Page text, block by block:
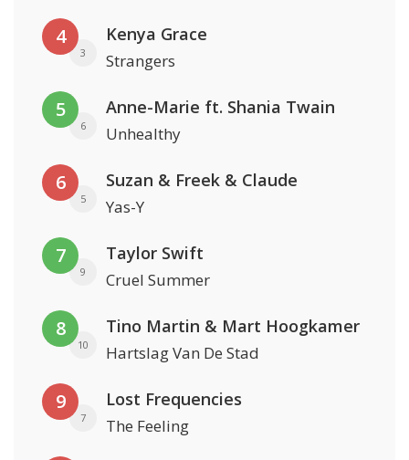
4
3
Kenya Grace
Strangers
5
6
Anne-Marie ft. Shania Twain
Unhealthy
6
5
Suzan & Freek & Claude
Yas-Y
7
9
Taylor Swift
Cruel Summer
8
10
Tino Martin & Mart Hoogkamer
Hartslag Van De Stad
9
7
Lost Frequencies
The Feeling